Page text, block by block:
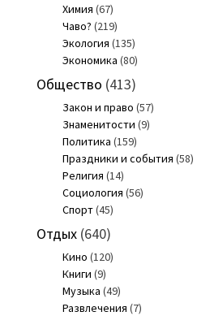
Химия (67)
Чаво? (219)
Экология (135)
Экономика (80)
Общество (413)
Закон и право (57)
Знаменитости (9)
Политика (159)
Праздники и события (58)
Религия (14)
Социология (56)
Спорт(45)
Отдых(640)
Кино (120)
Книги (9)
Музыка (49)
Развлечения (7)